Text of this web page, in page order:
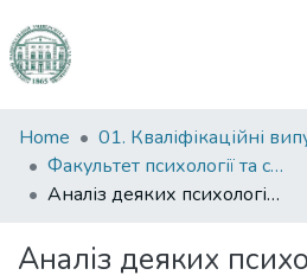
Communities
&
Collections
Home
Факультет психології та соціальної роботи
Аналіз деяких психологічних коррелятiв псіхічного здоров'я старших школярів
Аналіз деяких